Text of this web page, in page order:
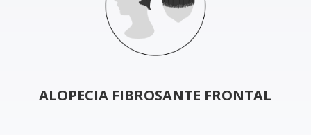
ALOPECIA FIBROSANTE FRONTAL